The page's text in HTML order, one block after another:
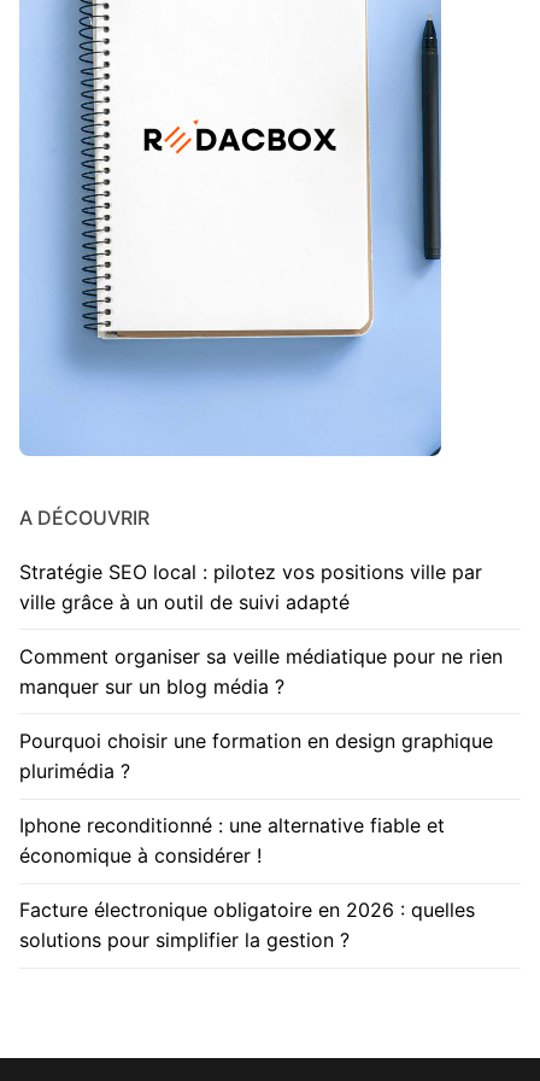
A DÉCOUVRIR
Stratégie SEO local : pilotez vos positions ville par
ville grâce à un outil de suivi adapté
Comment organiser sa veille médiatique pour ne rien
manquer sur un blog média ?
Pourquoi choisir une formation en design graphique
plurimédia ?
Iphone reconditionné : une alternative fiable et
économique à considérer !
Facture électronique obligatoire en 2026 : quelles
solutions pour simplifier la gestion ?